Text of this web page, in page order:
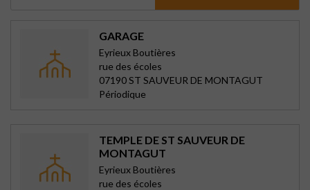
GARAGE
Eyrieux Boutières
rue des écoles
07190 ST SAUVEUR DE MONTAGUT
Périodique
TEMPLE DE ST SAUVEUR DE
MONTAGUT
Eyrieux Boutières
rue des écoles